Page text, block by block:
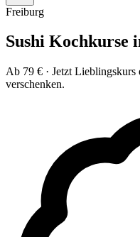
Freiburg
Sushi Kochkurse
Ab 79 € · Jetzt Lieblingskurs
verschenken.